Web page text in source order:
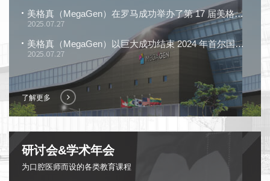
了解更多
美格真（MegaGen）在罗马成功举办了第 17 届美格真国际研讨会
2025.07.27
美格真（MegaGen）以巨大成功结束 2024 年首尔国际牙科展览会（SIDEX），展示 “令人惊叹的解决方案”
2025.07.27
研讨会&学术年会
为口腔医师而设的各类教育课程